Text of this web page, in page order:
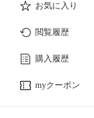
お気に入り
閲覧履歴
購入履歴
myクーポン